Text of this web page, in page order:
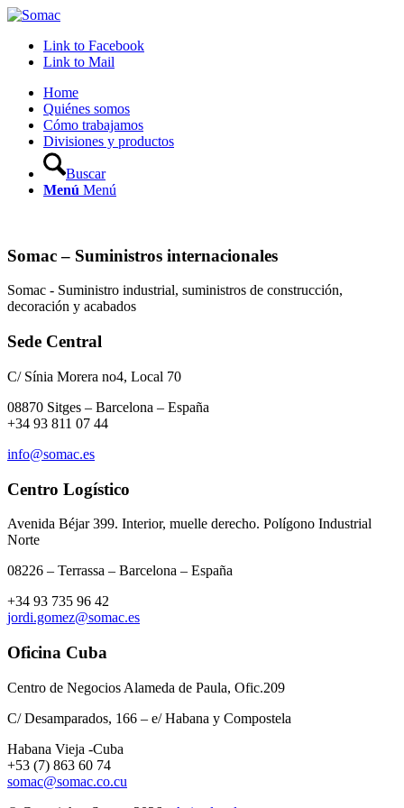
Link to Facebook
Link to Mail
Home
Quiénes somos
Cómo trabajamos
Divisiones y productos
Buscar
Menú Menú
Somac – Suministros internacionales
Somac - Suministro industrial, suministros de construcción,
decoración y acabados
Sede Central
C/ Sínia Morera no4, Local 70
08870 Sitges – Barcelona – España
+34 93 811 07 44
info@somac.es
Centro Logístico
Avenida Béjar 399. Interior, muelle derecho. Polígono Industrial
Norte
08226 – Terrassa – Barcelona – España
+34 93 735 96 42
jordi.gomez@somac.es
Oficina Cuba
Centro de Negocios Alameda de Paula, Ofic.209
C/ Desamparados, 166 – e/ Habana y Compostela
Habana Vieja -Cuba
+53 (7) 863 60 74
somac@somac.co.cu